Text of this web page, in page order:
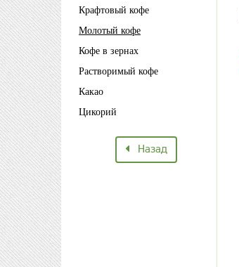
Крафтовый кофе
Молотый кофе
Кофе в зернах
Растворимый кофе
Какао
Цикорий
Назад